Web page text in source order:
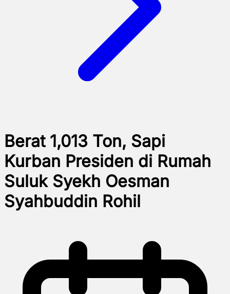
Berat 1,013 Ton, Sapi
Kurban Presiden di Rumah
Suluk Syekh Oesman
Syahbuddin Rohil